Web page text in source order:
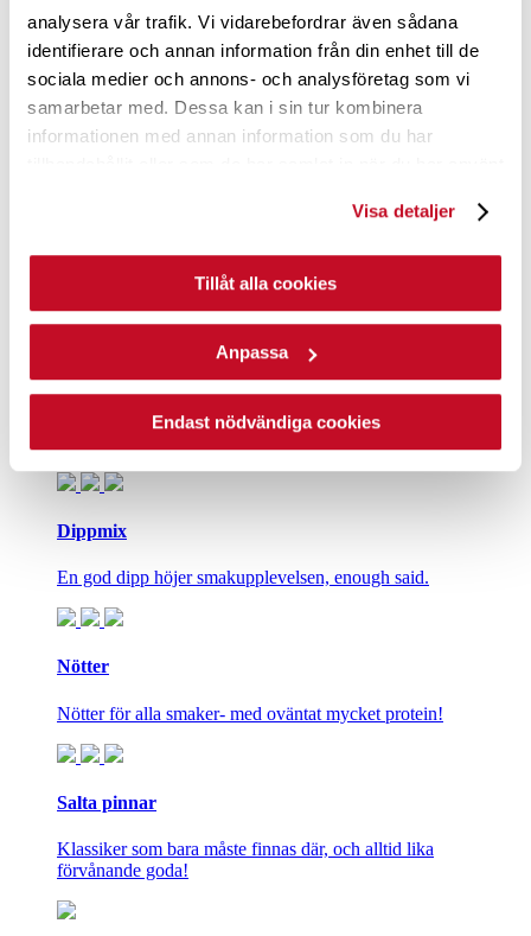
analysera vår trafik. Vi vidarebefordrar även sådana
identifierare och annan information från din enhet till de
sociala medier och annons- och analysföretag som vi
samarbetar med. Dessa kan i sin tur kombinera
informationen med annan information som du har
Visa detaljer
Tillåt alla cookies
Anpassa
Endast nödvändiga cookies
Frasiga. Krispiga. Ostroliga ostbågar för alla smaker!
Former
Popcorn
Dippmix
En god dipp höjer smakupplevelsen, enough said.
Nötter
Nötter för alla smaker- med oväntat mycket protein!
Salta pinnar
Klassiker som bara måste finnas där, och alltid lika
förvånande goda!